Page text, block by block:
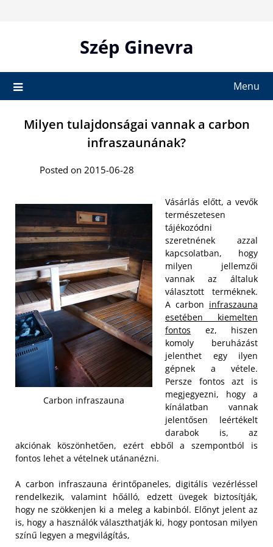
Szép Ginevra
Menu
Milyen tulajdonságai vannak a carbon
infraszaunának?
Posted on 2015-06-28
Carbon infraszauna
Vásárlás előtt, a vevők
természetesen
tájékozódni
szeretnének azzal
kapcsolatban, hogy
milyen jellemzői
vannak az általuk
választott terméknek.
A carbon infraszauna
esetében kiemelten
fontos ez, hiszen
komoly beruházást
jelenthet egy ilyen
gépnek a vétele.
Persze fontos azt is
megjegyezni, hogy a
kínálatban vannak
jelentősen leértékelt
darabok is, az
akciónak köszönhetően, ezért ebből a szempontból is
fontos lehet a vételnek utánanézni.
A carbon infraszauna érintőpaneles, digitális vezérléssel
rendelkezik, valamint hőálló, edzett üvegek biztosítják,
hogy ne szökkenjen ki a meleg a kabinból. Előnyt jelent az
is, hogy a használók választhatják ki, hogy pontosan milyen
színű legyen a megvilágítás,